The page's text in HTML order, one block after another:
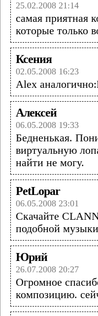
25.02.2008 21:14
самая приятная
которые только
Ксения
02.05.2008 16:23
Alex
Алексей
06.05.2008 19:33
Бедненькая.
виртуальную
найти не могу.
PetLopar
06.05.2008 23:01
Скачайте
подобной
Юрий
26.07.2008 20:27
Огромное
композицию.